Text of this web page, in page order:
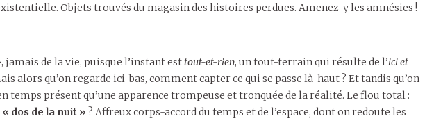
Objets trouvés du magasin des histoires perdues. Amenez-y les amnésies !
, jamais de la vie, puisque l’instant esttout-et-rien, un tout-terrain qui résulte de l’ici et
alors qu’on regarde ici-bas, comment capter ce qui se passe là-haut ? Et tandis qu’on
temps présent qu’une apparence trompeuse et tronquée de la réalité. Le flou total :
« dos de la nuit » ? Affreux corps-accord du temps et de l’espace, dont on redoute les